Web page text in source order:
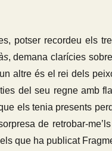
potser recordeu els
, demana clarícies
altre és el rei dels
del seu regne amb
els tenia presents
de retrobar-
que ha publicat